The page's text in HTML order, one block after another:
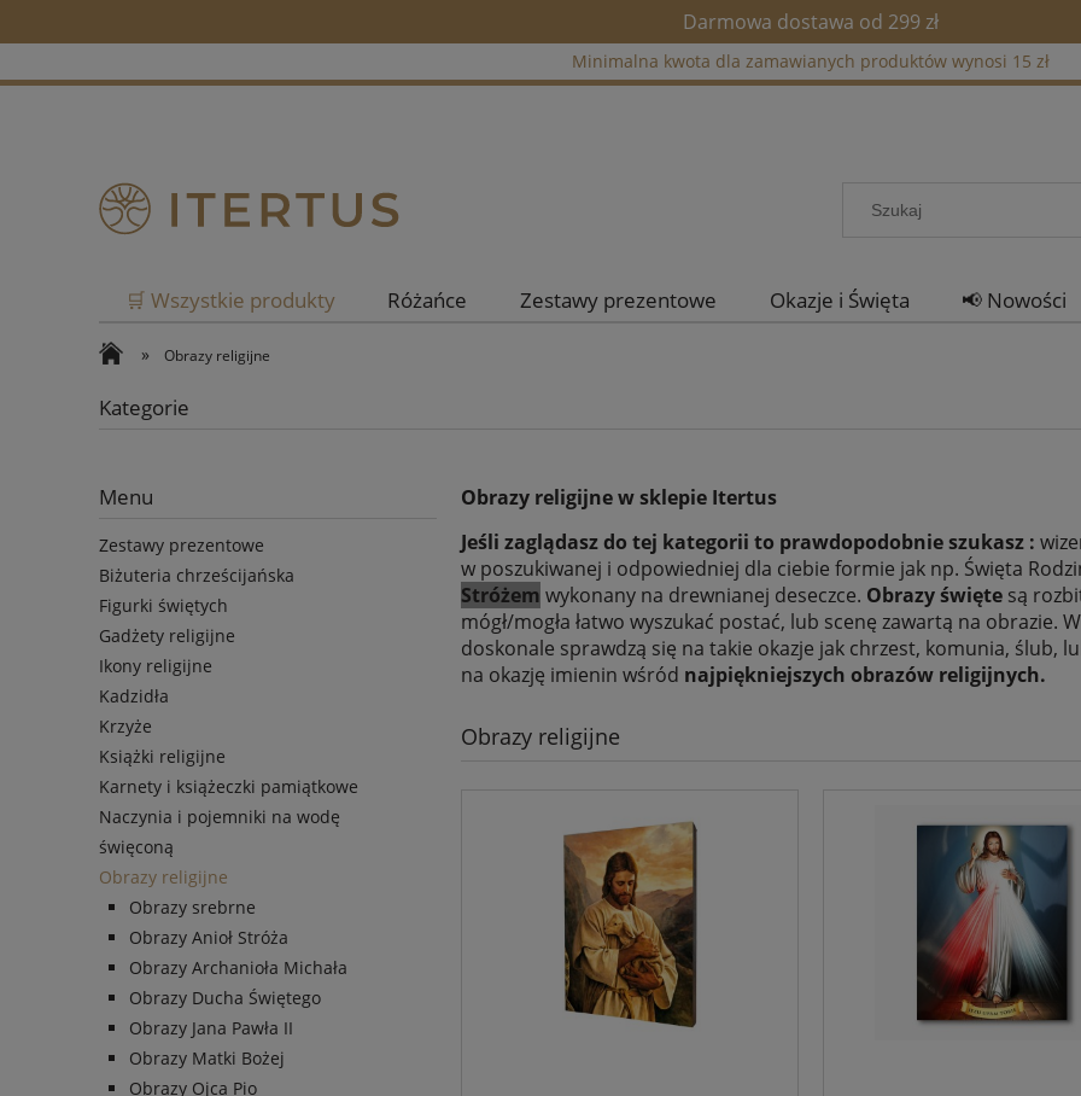
Darmowa dostawa od 299 zł
Minimalna kwota dla zamawianych produktów wynosi 15 zł
🛒 Wszystkie produkty Różańce Zestawy prezentowe Okazje i Święta 📢 Nowości
» Obrazy religijne
Kategorie
Menu
Zestawy prezentowe
Biżuteria chrześcijańska
Figurki świętych
Gadżety religijne
Ikony religijne
Kadzidła
Krzyże
Książki religijne
Karnety i książeczki pamiątkowe
Naczynia i pojemniki na wodę
święconą
Obrazy religijne
Obrazy srebrne
Obrazy Anioł Stróża
Obrazy Archanioła Michała
Obrazy Ducha Świętego
Obrazy Jana Pawła II
Obrazy Matki Bożej
Obrazy Ojca Pio
Obrazy religijne w sklepie Itertus
Jeśli zaglądasz do tej kategorii to prawdopodobnie szukasz :
w poszukiwanej i odpowiedniej dla ciebie formie jak np. Święta
Stróżem wykonany na drewnianej deseczce. Obrazy święte są
mógł/mogła łatwo wyszukać postać, lub scenę zawartą na
doskonale sprawdzą się na takie okazje jak chrzest, komunia, ślub,
na okazję imienin wśród najpiękniejszych obrazów religijnych.
Obrazy religijne